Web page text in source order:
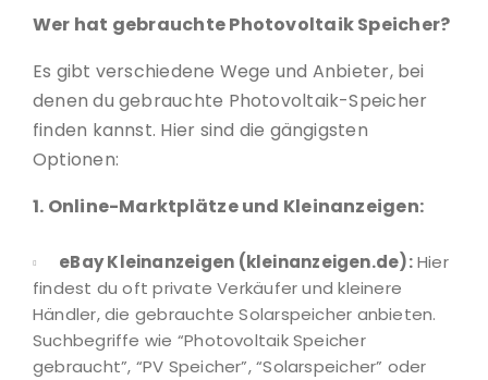
Wer hat gebrauchte Photovoltaik Speicher?
Es gibt verschiedene Wege und Anbieter, bei
denen du gebrauchte Photovoltaik-Speicher
finden kannst. Hier sind die gängigsten
Optionen:
1. Online-Marktplätze und Kleinanzeigen:
eBay Kleinanzeigen (kleinanzeigen.de):Hier
findest du oft private Verkäufer und kleinere
Händler, die gebrauchte Solarspeicher anbieten.
Suchbegriffe wie “Photovoltaik Speicher
gebraucht”, “PV Speicher”, “Solarspeicher” oder